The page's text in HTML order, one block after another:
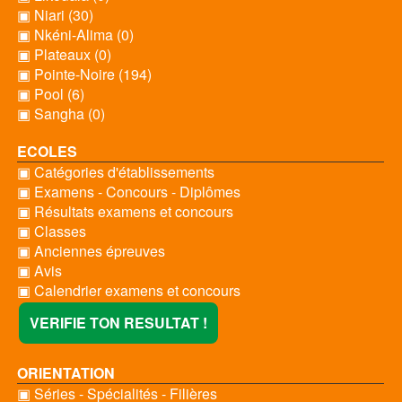
▣ Niari (30)
▣ Nkéni-Alima (0)
▣ Plateaux (0)
▣ Pointe-Noire (194)
▣ Pool (6)
▣ Sangha (0)
ECOLES
▣ Catégories d'établissements
▣ Examens - Concours - Diplômes
▣ Résultats examens et concours
▣ Classes
▣ Anciennes épreuves
▣ Avis
▣ Calendrier examens et concours
VERIFIE TON RESULTAT !
ORIENTATION
▣ Séries - Spécialités - Filières